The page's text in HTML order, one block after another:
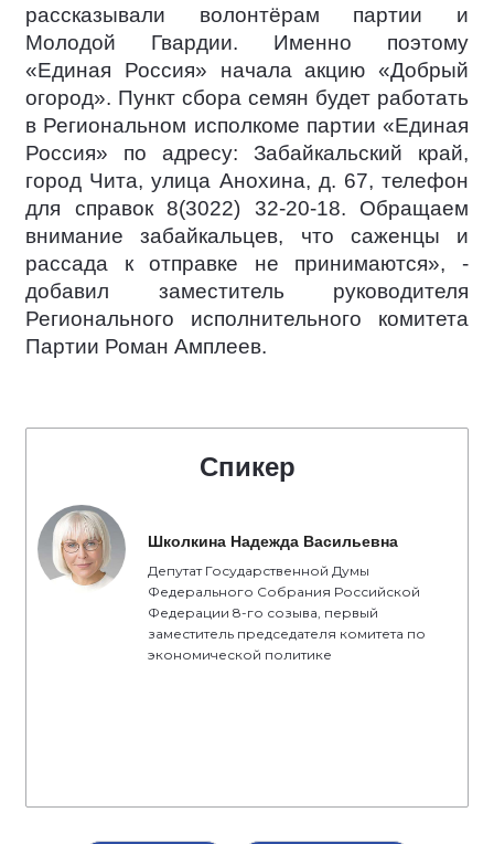
рассказывали волонтёрам партии и
Молодой Гвардии. Именно поэтому
«Единая Россия» начала акцию «Добрый
огород». Пункт сбора семян будет работать
в Региональном исполкоме партии «Единая
Россия» по адресу: Забайкальский край,
город Чита, улица Анохина, д. 67, телефон
для справок 8(3022) 32-20-18. Обращаем
внимание забайкальцев, что саженцы и
рассада к отправке не принимаются», -
добавил заместитель руководителя
Регионального исполнительного комитета
Партии Роман Амплеев.
Спикер
Школкина Надежда Васильевна
Депутат Государственной Думы
Федерального Собрания Российской
Федерации 8-го созыва, первый
заместитель председателя комитета по
экономической политике